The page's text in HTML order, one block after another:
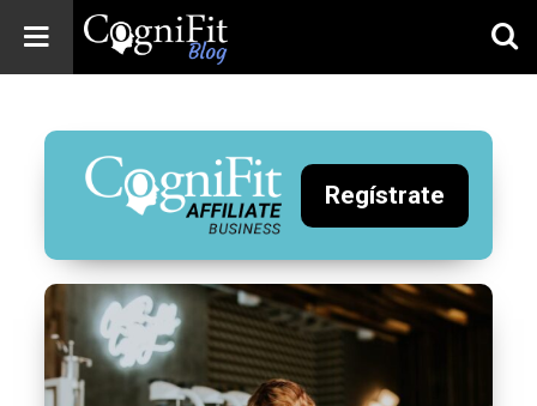
Blog: Brain
Health
News
Brain Training,
Mental Health, and
Wellness
Regístrate